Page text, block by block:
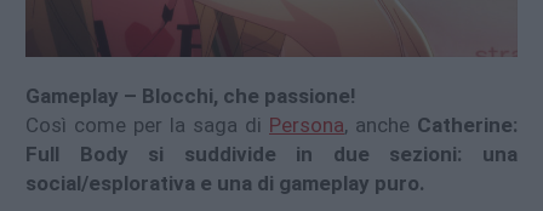
Gameplay – Blocchi, che passione!
Così come per la saga di Persona, anche Catherine:
Full Body si suddivide in due sezioni: una
social/esplorativa e una di gameplay puro.